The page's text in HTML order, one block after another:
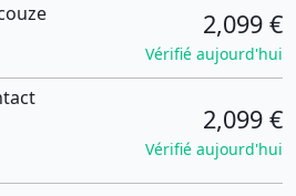
2,099 €
Vérifié aujourd'hui
2,099 €
Vérifié aujourd'hui